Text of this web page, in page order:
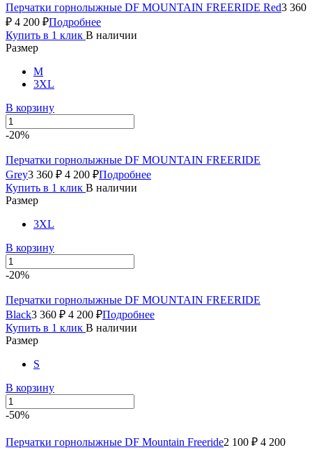
Перчатки горнолыжные DF MOUNTAIN FREERIDE Red3 360
₽ 4 200 ₽Подробнее
Купить в 1 клик В наличии
Размер
M
3XL
В корзину
-20%
Перчатки горнолыжные DF MOUNTAIN FREERIDE
Grey3 360 ₽ 4 200 ₽Подробнее
Купить в 1 клик В наличии
Размер
3XL
В корзину
-20%
Перчатки горнолыжные DF MOUNTAIN FREERIDE
Black3 360 ₽ 4 200 ₽Подробнее
Купить в 1 клик В наличии
Размер
S
В корзину
-50%
Перчатки горнолыжные DF Mountain Freeride2 100 ₽ 4 200